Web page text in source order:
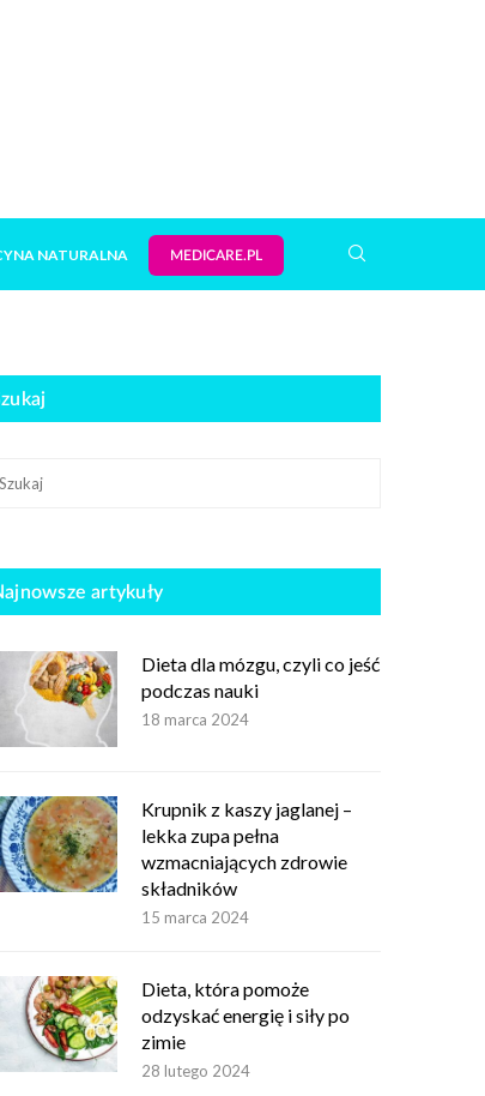
NATURALNA MEDICARE.PL
artykuły
Dieta dla mózgu, czyli co jeść
podczas nauki
18 marca 2024
Krupnik z kaszy jaglanej –
lekka zupa pełna
wzmacniających zdrowie
składników
15 marca 2024
Dieta, która pomoże
odzyskać energię i siły po
zimie
28 lutego 2024